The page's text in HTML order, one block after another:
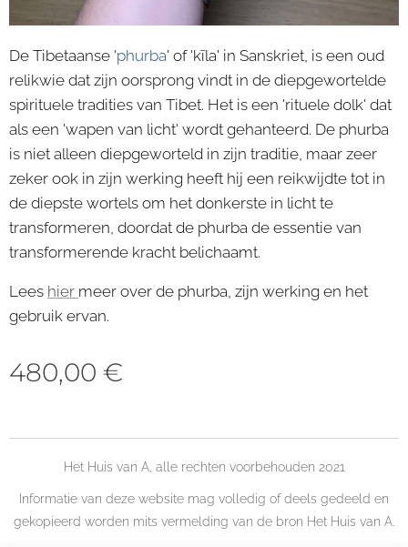
De Tibetaanse 'phurba' of 'kīla' in Sanskriet, is een oud
relikwie dat zijn oorsprong vindt in de diepgewortelde
spirituele tradities van Tibet. Het is een 'rituele dolk' dat
als een 'wapen van licht' wordt gehanteerd. De phurba
is niet alleen diepgeworteld in zijn traditie, maar zeer
zeker ook in zijn werking heeft hij een reikwijdte tot in
de diepste wortels om het donkerste in licht te
transformeren, doordat de phurba de essentie van
transformerende kracht belichaamt.
Lees hier meer over de phurba, zijn werking en het
gebruik ervan.
480,00 €
Het Huis van A, alle rechten voorbehouden 2021
Informatie van deze website mag volledig of deels gedeeld en
gekopieerd worden mits vermelding van de bron Het Huis van A.